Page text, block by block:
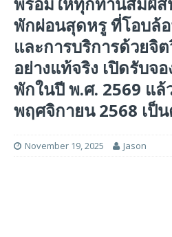
พักผ่อนสุดหรู ที่โอบล้
และการบริการด้วย
อย่างแท้จริง เปิดรับจ
พักในปี พ.ศ. 2569 แ
พฤศจิกายน 2568 เป็
November 19, 2025 Jason